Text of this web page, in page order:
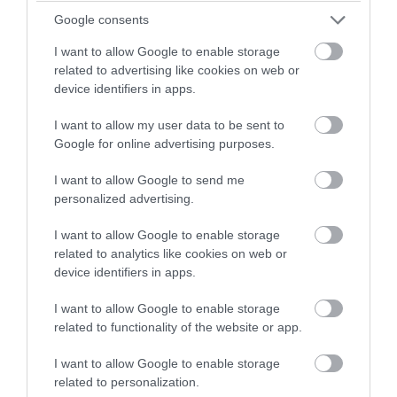
Google consents
I want to allow Google to enable storage
related to advertising like cookies on web or
device identifiers in apps.
I want to allow my user data to be sent to
Google for online advertising purposes.
I want to allow Google to send me
personalized advertising.
I want to allow Google to enable storage
related to analytics like cookies on web or
device identifiers in apps.
I want to allow Google to enable storage
related to functionality of the website or app.
I want to allow Google to enable storage
related to personalization.
Η διάσημη σταρ που «έπεσε» με τα
μούτρα στο «βρώμικο» – «Είναι το
πρωινό των πρωταθλητών» (φωτο)
08.08.2026 | 09:40
12 σπουδαίοι Έλληνες ηθοποιοί που